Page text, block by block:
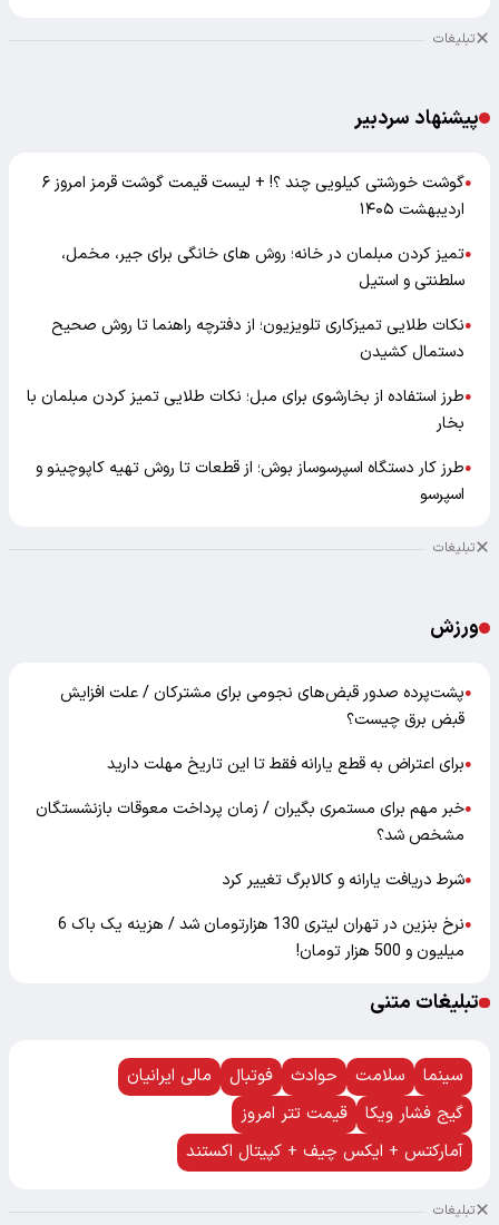
تبلیغات
پیشنهاد سردبیر
●
گوشت خورشتی کیلویی چند ؟! + لیست قیمت گوشت قرمز امروز ۶
اردیبهشت ۱۴۰۵
●تمیز کردن مبلمان در خانه؛ روش های خانگی برای جیر، مخمل،
سلطنتی و استیل
●نکات طلایی تمیزکاری تلویزیون؛ از دفترچه راهنما تا روش صحیح
دستمال کشیدن
●طرز استفاده از بخارشوی برای مبل؛ نکات طلایی تمیز کردن مبلمان با
بخار
●طرز کار دستگاه اسپرسوساز بوش؛ از قطعات تا روش تهیه کاپوچینو و
اسپرسو
تبلیغات
ورزش
●پشت‌پرده صدور قبض‌های نجومی برای مشترکان / علت افزایش
قبض برق چیست؟
●برای اعتراض به قطع یارانه فقط تا این تاریخ مهلت دارید
●خبر مهم برای مستمری بگیران / زمان پرداخت معوقات بازنشستگان
مشخص شد؟
●شرط دریافت یارانه و کالابرگ تغییر کرد
●
نرخ بنزین در تهران لیتری 130 هزارتومان شد / هزینه یک باک 6
میلیون و 500 هزار تومان!
تبلیغات متنی
سینما سلامت حوادث فوتبال
مالی ایرانیان
گیج فشار ویکا
قیمت تتر امروز
آمارکتس + ایکس چیف + کپیتال اکستند
تبلیغات